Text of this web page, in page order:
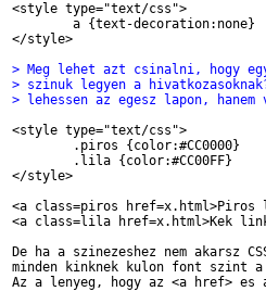
<style type="text/css">
</style>
> Meg lehet azt csinalni, hogy
> szinuk legyen a
> lehessen az egesz lapon, hanem
<style type="text/css">
</style>
<a class=piros href=x.html>Piros
<a class=lila href=x.html>Kek
De ha a szinezeshez nem akarsz
minden kinknek kulon font szint a
Az a lenyeg, hogy az <a href>